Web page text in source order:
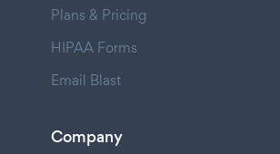
Plans & Pricing
HIPAA Forms
Email Blast
Company